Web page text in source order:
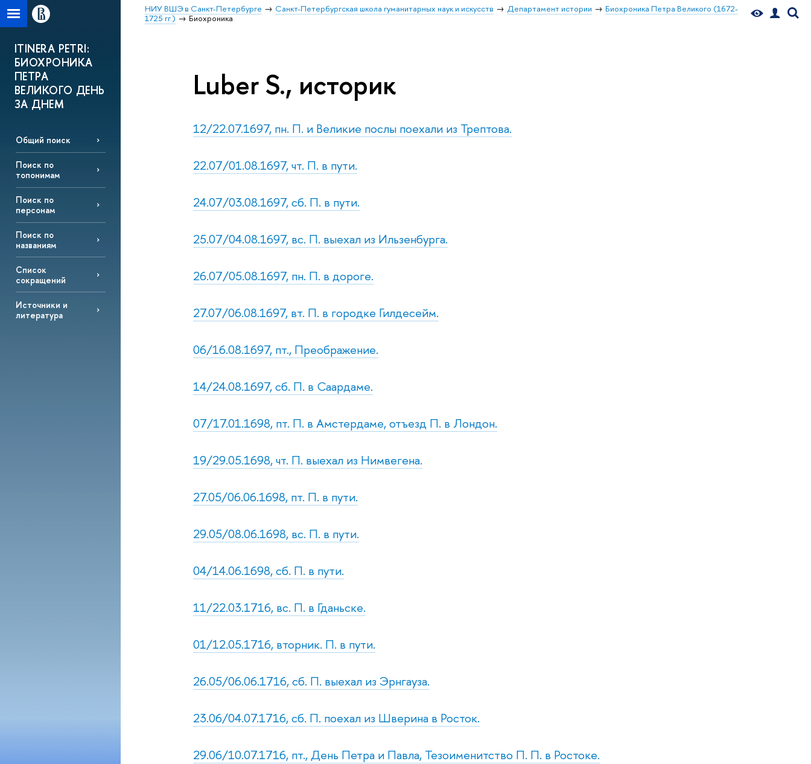
НИУ ВШЭ в Санкт-Петербурге Санкт-Петербургская школа гуманитарных наук и искусств Департамент истории
Биохроника Петра Великого (1672-
1725 гг.)
Биохроника
ITINERA PETRI:
БИОХРОНИКА
ПЕТРА
ВЕЛИКОГО ДЕНЬ
ЗА ДНЕМ
Общий поиск
Поиск по
топонимам
Поиск по
персонам
Поиск по
названиям
Список
сокращений
Источники и
литература
Luber S., историк
12/22.07.1697, пн. П. и Великие послы поехали из Трептова.
22.07/01.08.1697, чт. П. в пути.
24.07/03.08.1697, сб. П. в пути.
25.07/04.08.1697, вс. П. выехал из Ильзенбурга.
26.07/05.08.1697, пн. П. в дороге.
27.07/06.08.1697, вт. П. в городке Гилдесейм.
06/16.08.1697, пт., Преображение.
14/24.08.1697, сб. П. в Саардаме.
07/17.01.1698, пт. П. в Амстердаме, отъезд П. в Лондон.
19/29.05.1698, чт. П. выехал из Нимвегена.
27.05/06.06.1698, пт. П. в пути.
29.05/08.06.1698, вс. П. в пути.
04/14.06.1698, сб. П. в пути.
11/22.03.1716, вс. П. в Гданьске.
01/12.05.1716, вторник. П. в пути.
26.05/06.06.1716, сб. П. выехал из Эрнгауза.
23.06/04.07.1716, сб. П. поехал из Шверина в Росток.
29.06/10.07.1716, пт., День Петра и Павла, Тезоименитство П. П. в Ростоке.